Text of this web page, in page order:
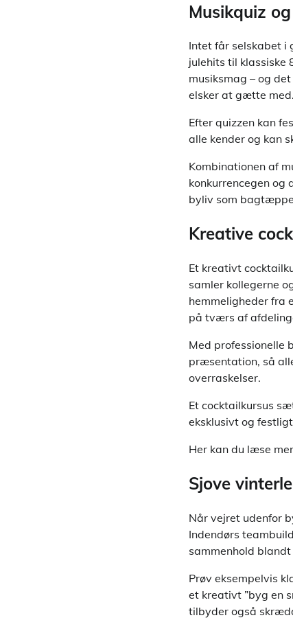
Musikquiz
Intet får selskabet i
julehits til klassiske
musiksmag – og
elsker at gætte med.
Efter quizzen kan
alle kender og kan
Kombinationen af
konkurrencegen og
byliv som
Kreative
Et kreativt
samler kollegerne
hemmeligheder fra
på tværs af
Med professionelle
præsentation, så
overraskelser.
Et cocktailkursus
eksklusivt og
Her kan du læse
Sjove
Når vejret udenfor
Indendørs
sammenhold
Prøv eksempelvis
et kreativt ”byg en
tilbyder også